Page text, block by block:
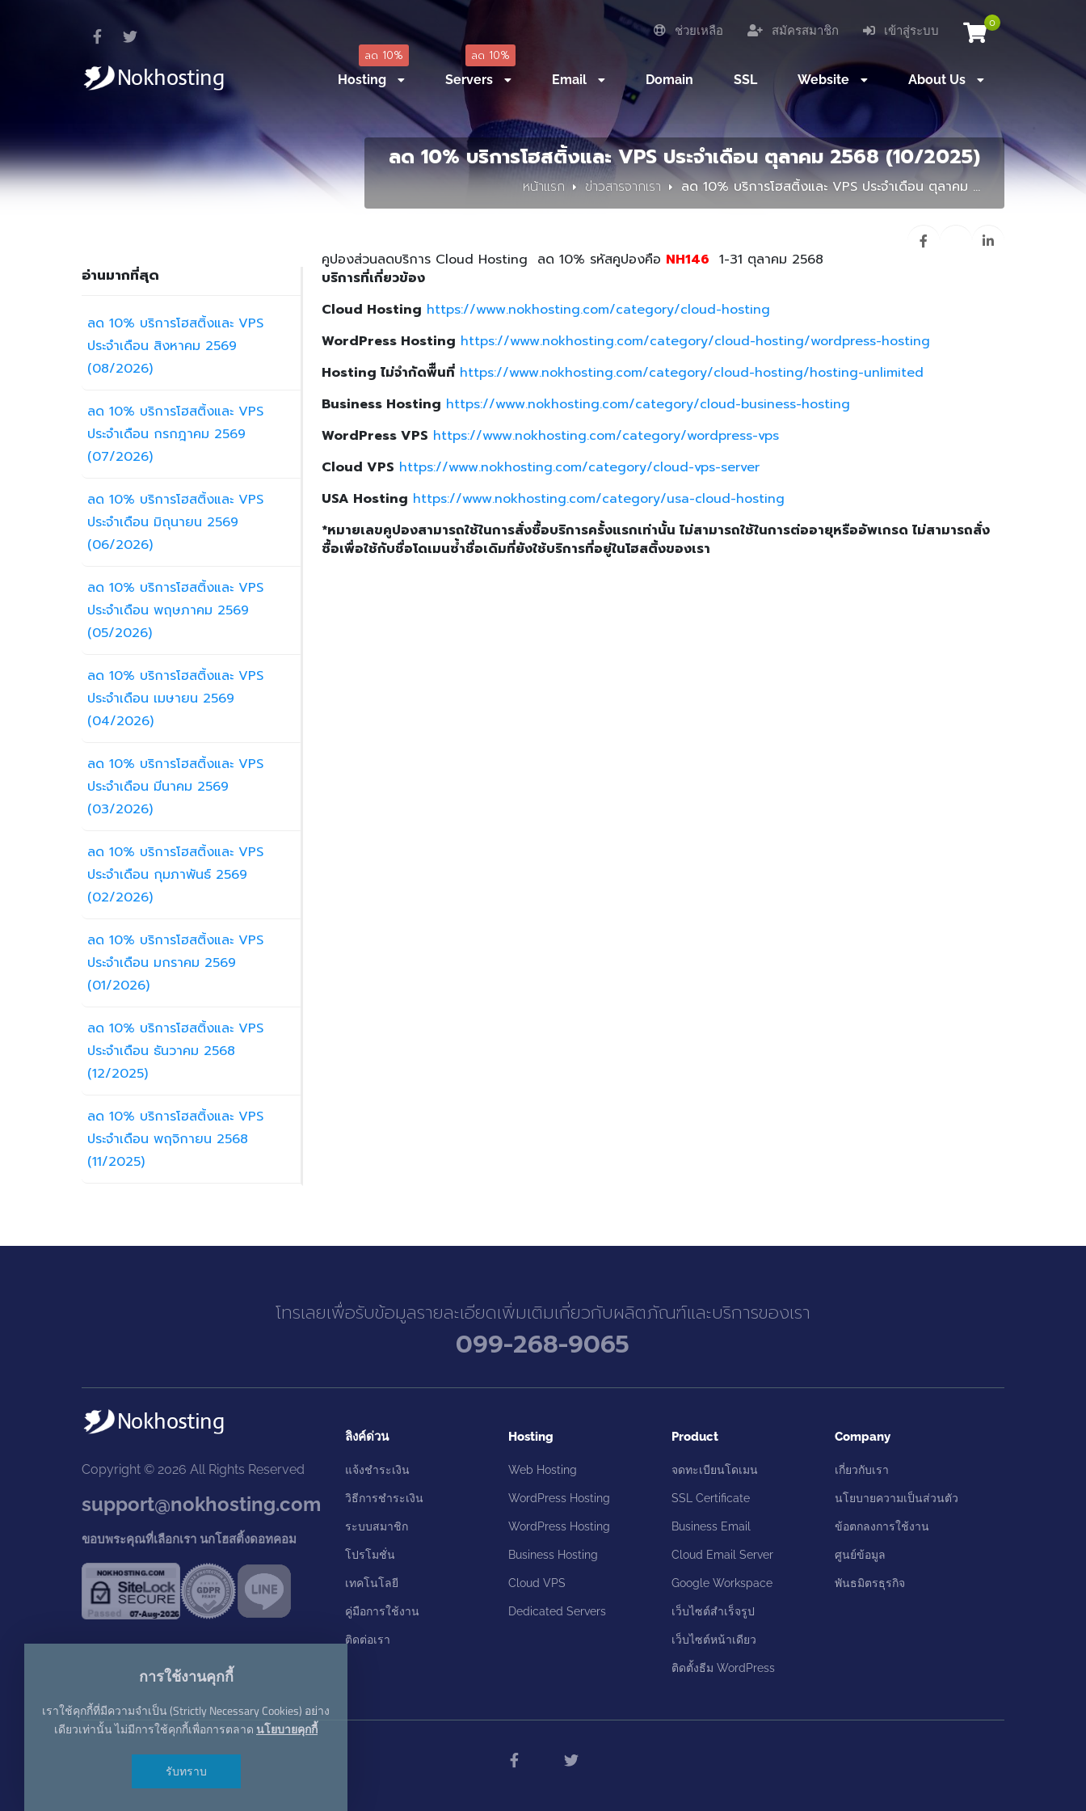
0
เข้าสู่ระบบ
สมัครสมาชิก
ช่วยเหลือ
ลด 10%
Hosting
ลด 10%
Servers
Email Domain SSL Website About Us
ลด 10% บริการโฮสติ้งและ VPS ประจำเดือน ตุลาคม 2568 (10/2025)
หน้าแรก ข่าวสารจากเรา ลด 10% บริการโฮสติ้งและ VPS ประจำเดือน ตุลาคม ...
คูปองส่วนลดบริการ Cloud Hosting ลด 10% รหัสคูปองคือ NH146 1-31 ตุลาคม 2568
บริการที่เกี่ยวข้อง
Cloud Hosting https://www.nokhosting.com/category/cloud-hosting
WordPress Hosting https://www.nokhosting.com/category/cloud-hosting/wordpress-hosting
Hosting ไม่จำกัดพืืนที่ https://www.nokhosting.com/category/cloud-hosting/hosting-unlimited
Business Hosting https://www.nokhosting.com/category/cloud-business-hosting
WordPress VPS https://www.nokhosting.com/category/wordpress-vps
Cloud VPS https://www.nokhosting.com/category/cloud-vps-server
USA Hosting https://www.nokhosting.com/category/usa-cloud-hosting
*หมายเลขคูปองสามารถใช้ในการสั่งซื้อบริการครั้งแรกเท่านั้น ไม่สามารถใช้ในการต่ออายุหรืออัพเกรด ไม่สามารถสั่ง
ซื้อเพื่อใช้กับชื่อโดเมนซ้ำชื่อเดิมที่ยังใช้บริการที่อยู่ในโฮสติ้งของเรา
อ่านมากที่สุด
ลด 10% บริการโฮสติ้งและ VPS
ประจำเดือน สิงหาคม 2569
(08/2026)
ลด 10% บริการโฮสติ้งและ VPS
ประจำเดือน กรกฎาคม 2569
(07/2026)
ลด 10% บริการโฮสติ้งและ VPS
ประจำเดือน มิถุนายน 2569
(06/2026)
ลด 10% บริการโฮสติ้งและ VPS
ประจำเดือน พฤษภาคม 2569
(05/2026)
ลด 10% บริการโฮสติ้งและ VPS
ประจำเดือน เมษายน 2569
(04/2026)
ลด 10% บริการโฮสติ้งและ VPS
ประจำเดือน มีนาคม 2569
(03/2026)
ลด 10% บริการโฮสติ้งและ VPS
ประจำเดือน กุมภาพันธ์ 2569
(02/2026)
ลด 10% บริการโฮสติ้งและ VPS
ประจำเดือน มกราคม 2569
(01/2026)
ลด 10% บริการโฮสติ้งและ VPS
ประจำเดือน ธันวาคม 2568
(12/2025)
ลด 10% บริการโฮสติ้งและ VPS
ประจำเดือน พฤจิกายน 2568
(11/2025)
โทรเลยเพื่อรับข้อมูลรายละเอียดเพิ่มเติมเกี่ยวกับผลิตภัณฑ์และบริการของเรา
099-268-9065
Copyright © 2026 All Rights Reserved
support@nokhosting.com
ขอบพระคุณที่เลือกเรา นกโฮสติ้งดอทคอม
ลิงค์ด่วน
แจ้งชำระเงิน
วิธีการชำระเงิน
ระบบสมาชิก
โปรโมชั่น
เทคโนโลยี
คู่มือการใช้งาน
ติดต่อเรา
Hosting
Web Hosting
WordPress Hosting
WordPress Hosting
Business Hosting
Cloud VPS
Dedicated Servers
Product
จดทะเบียนโดเมน
SSL Certificate
Business Email
Cloud Email Server
Google Workspace
เว็บไซต์สำเร็จรูป
เว็บไซต์หน้าเดียว
ติดตั้งธีม WordPress
Company
เกี่ยวกับเรา
นโยบายความเป็นส่วนตัว
ข้อตกลงการใช้งาน
ศูนย์ข้อมูล
พันธมิตรธุรกิจ
การใช้งานคุกกี้
เราใช้คุกกี้ที่มีความจำเป็น (Strictly Necessary Cookies) อย่าง
เดียวเท่านั้น ไม่มีการใช้คุกกี้เพื่อการตลาด นโยบายคุกกี้
รับทราบ